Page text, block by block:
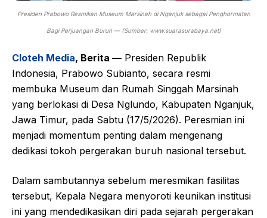
Presiden Prabowo Resmikan Museum Marsinah di Nganjuk sebagai Penghormatan
Bagi Perjuangan Buruh — (Sumber: www.suarasurabaya.net)
Cloteh Media, Berita — Presiden Republik
Indonesia, Prabowo Subianto, secara resmi
membuka Museum dan Rumah Singgah Marsinah
yang berlokasi di Desa Nglundo, Kabupaten Nganjuk,
Jawa Timur, pada Sabtu (17/5/2026). Peresmian ini
menjadi momentum penting dalam mengenang
dedikasi tokoh pergerakan buruh nasional tersebut.
Dalam sambutannya sebelum meresmikan fasilitas
tersebut, Kepala Negara menyoroti keunikan institusi
ini yang mendedikasikan diri pada sejarah pergerakan